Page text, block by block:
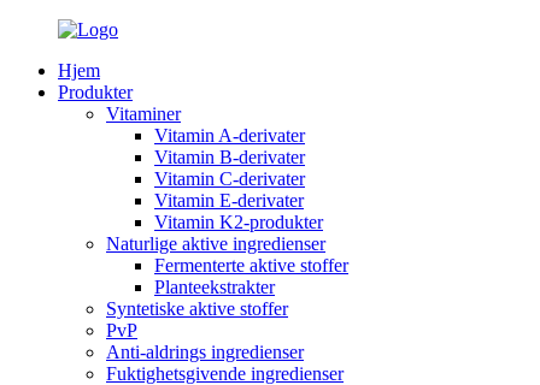
Hjem
Produkter
Vitaminer
Vitamin A-derivater
Vitamin B-derivater
Vitamin C-derivater
Vitamin E-derivater
Vitamin K2-produkter
Naturlige aktive ingredienser
Fermenterte aktive stoffer
Planteekstrakter
Syntetiske aktive stoffer
PvP
Anti-aldrings ingredienser
Fuktighetsgivende ingredienser